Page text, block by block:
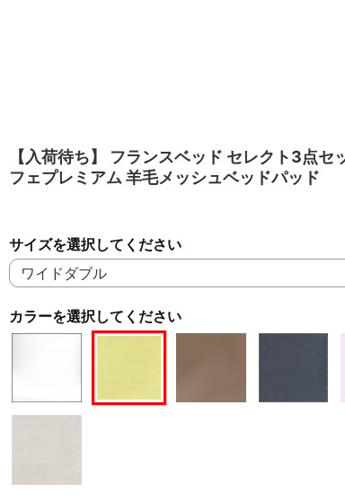
【入荷待ち】 フランスベッド セレクト3点セ
フェプレミアム 羊毛メッシュベッドパッド
カラーを選択してください
サイズを選択してください